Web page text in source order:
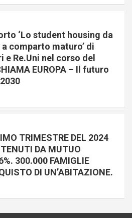
‘Lo student housing da
comparto maturo’ di
e Re.Uni nel corso del
EUROPA – Il futuro
TRIMESTRE DEL 2024
DA MUTUO
300.000 FAMIGLIE
DI UN’ABITAZIONE.